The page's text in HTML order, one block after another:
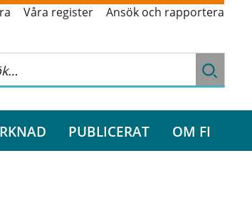
Våra register Ansök och rapportera
PUBLICERAT OM FI